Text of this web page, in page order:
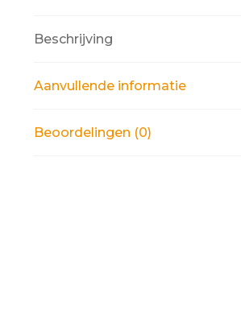
Beschrijving
Aanvullende informatie
Beoordelingen (0)